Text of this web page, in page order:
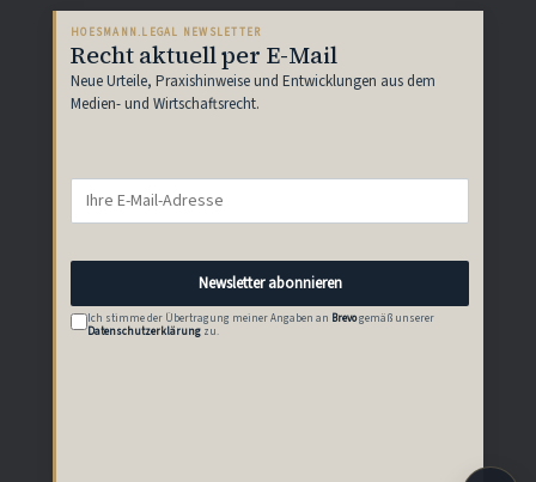
HOESMANN.LEGAL NEWSLETTER
Recht aktuell per E-Mail
Neue Urteile, Praxishinweise und Entwicklungen aus dem
Medien- und Wirtschaftsrecht.
Newsletter abonnieren
Ich stimme der Übertragung meiner Angaben an Brevogemäß unserer
Datenschutzerklärung zu.